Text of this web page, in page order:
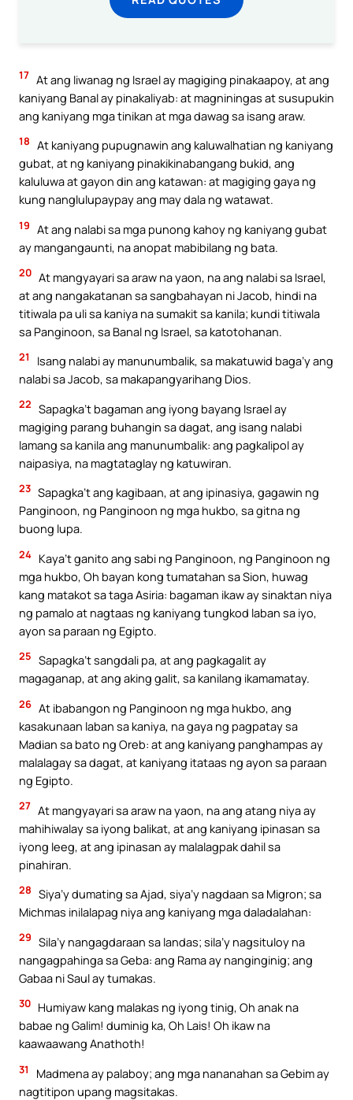
17 At ang liwanag ng Israel ay magiging pinakaapoy, at ang
kaniyang Banal ay pinakaliyab: at magniningas at susupukin
ang kaniyang mga tinikan at mga dawag sa isang araw.
18 At kaniyang pupugnawin ang kaluwalhatian ng kaniyang
gubat, at ng kaniyang pinakikinabangang bukid, ang
kaluluwa at gayon din ang katawan: at magiging gaya ng
kung nanglulupaypay ang may dala ng watawat.
19 At ang nalabi sa mga punong kahoy ng kaniyang gubat
ay mangangaunti, na anopat mabibilang ng bata.
20 At mangyayari sa araw na yaon, na ang nalabi sa Israel,
at ang nangakatanan sa sangbahayan ni Jacob, hindi na
titiwala pa uli sa kaniya na sumakit sa kanila; kundi titiwala
sa Panginoon, sa Banal ng Israel, sa katotohanan.
21
Isang nalabi ay manunumbalik, sa makatuwid baga’y ang
nalabi sa Jacob, sa makapangyarihang Dios.
22 Sapagka’t bagaman ang iyong bayang Israel ay
magiging parang buhangin sa dagat, ang isang nalabi
lamang sa kanila ang manunumbalik: ang pagkalipol ay
naipasiya, na magtataglay ng katuwiran.
23 Sapagka’t ang kagibaan, at ang ipinasiya, gagawin ng
Panginoon, ng Panginoon ng mga hukbo, sa gitna ng
buong lupa.
24 Kaya’t ganito ang sabi ng Panginoon, ng Panginoon ng
mga hukbo, Oh bayan kong tumatahan sa Sion, huwag
kang matakot sa taga Asiria: bagaman ikaw ay sinaktan niya
ng pamalo at nagtaas ng kaniyang tungkod laban sa iyo,
ayon sa paraan ng Egipto.
25 Sapagka’t sangdali pa, at ang pagkagalit ay
magaganap, at ang aking galit, sa kanilang ikamamatay.
26 At ibabangon ng Panginoon ng mga hukbo, ang
kasakunaan laban sa kaniya, na gaya ng pagpatay sa
Madian sa bato ng Oreb: at ang kaniyang panghampas ay
malalagay sa dagat, at kaniyang itataas ng ayon sa paraan
ng Egipto.
27 At mangyayari sa araw na yaon, na ang atang niya ay
mahihiwalay sa iyong balikat, at ang kaniyang ipinasan sa
iyong leeg, at ang ipinasan ay malalagpak dahil sa
pinahiran.
28 Siya’y dumating sa Ajad, siya’y nagdaan sa Migron; sa
Michmas inilalapag niya ang kaniyang mga daladalahan:
29 Sila’y nangagdaraan sa landas; sila’y nagsituloy na
nangagpahinga sa Geba: ang Rama ay nanginginig; ang
Gabaa ni Saul ay tumakas.
30 Humiyaw kang malakas ng iyong tinig, Oh anak na
babae ng Galim! duminig ka, Oh Lais! Oh ikaw na
kaawaawang Anathoth!
31
Madmena ay palaboy; ang mga nananahan sa Gebim ay
nagtitipon upang magsitakas.